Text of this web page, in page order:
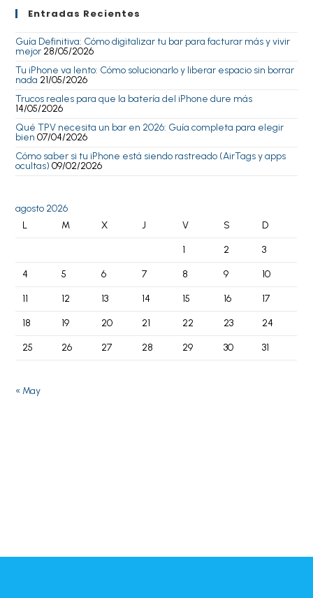
Entradas Recientes
Guía Definitiva: Cómo digitalizar tu bar para facturar más y vivir
mejor 28/05/2026
Tu iPhone va lento: Cómo solucionarlo y liberar espacio sin borrar
nada 21/05/2026
Trucos reales para que la batería del iPhone dure más
14/05/2026
Qué TPV necesita un bar en 2026: Guía completa para elegir
bien 07/04/2026
Cómo saber si tu iPhone está siendo rastreado (AirTags y apps
ocultas) 09/02/2026
agosto 2026
L
M X J V S D
1 2 3
4 5 6 7 8 9 10
11 12 13 14 15 16 17
18 19 20 21 22 23 24
25 26 27 28 29 30 31
« May